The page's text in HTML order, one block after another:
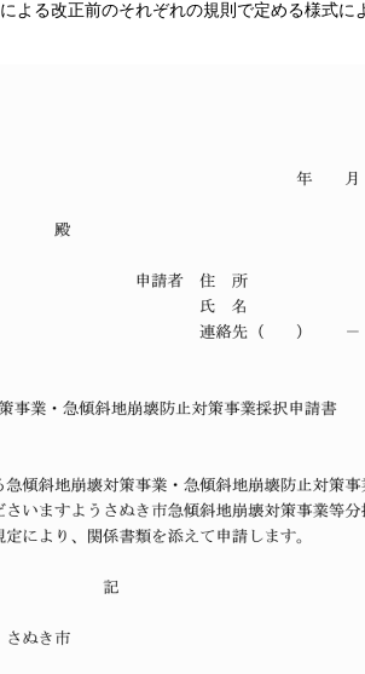
よる改正前のそれぞれの規則で定める様式